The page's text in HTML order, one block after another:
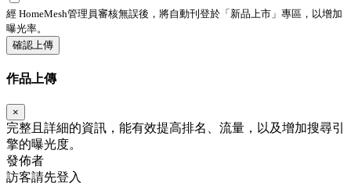
經 HomeMesh管理員審核無誤後，將自動刊登於「 新品上市 」專區，以增加
曝光率。
確認上傳
作品上傳
×
完整且詳細的資訊，能有效提高排名、流量，以及增加搜尋引
擎的曝光度。
發佈者
訪客請先登入